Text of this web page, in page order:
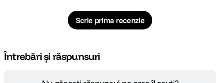
Scrie prima recenzie
Întrebări și răspunsuri